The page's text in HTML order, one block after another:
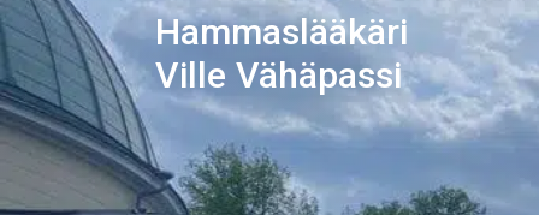
Hammaslääkäri
Ville Vähäpassi